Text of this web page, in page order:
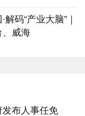
码“产业大脑”｜
、威海
布人事任免